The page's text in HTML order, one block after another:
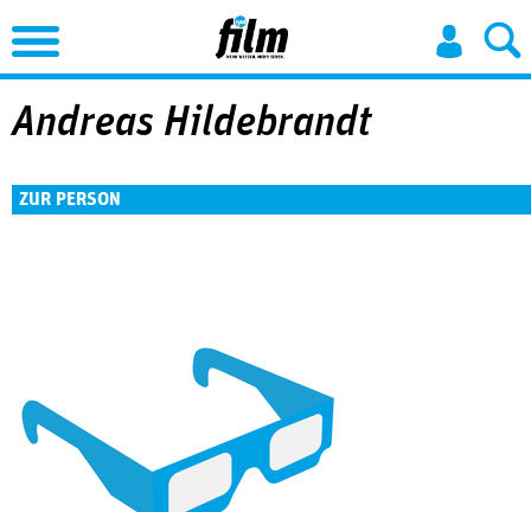
Jump to Navigation
Andreas Hildebrandt
ZUR PERSON